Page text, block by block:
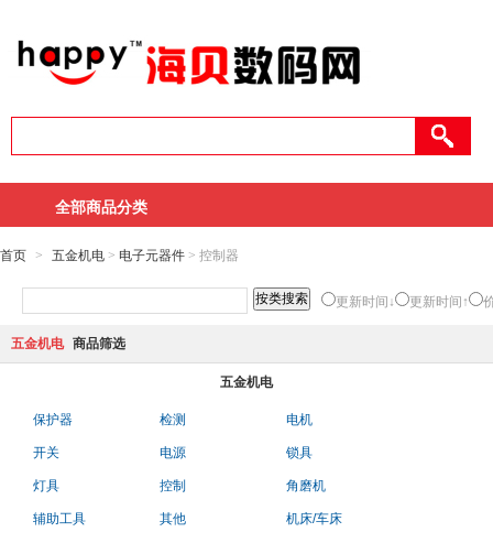
全部商品分类
首页 > 五金机电 > 电子元器件 > 控制器
更新时间↓ 更新时间↑
五金机电 商品筛选
五金机电
保护器 检测 电机
开关 电源 锁具
灯具 控制 角磨机
辅助工具 其他 机床/车床